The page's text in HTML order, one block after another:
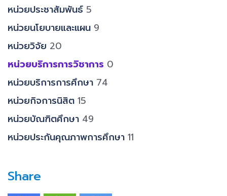
หน่วยประชาสัมพันธ์ 5
หน่วยนโยบายและแผน 9
หน่วยวิจัย 20
หน่วยบริการการวิชาการ 0
หน่วยบริการการศึกษา 74
หน่วยกิจการนิสิต 15
หน่วยบัณฑิตศึกษา 49
หน่วยประกันคุณภาพการศึกษา 11
Share